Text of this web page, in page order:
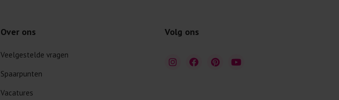
Over ons
Veelgestelde vragen
Spaarpunten
Vacatures
Volg ons